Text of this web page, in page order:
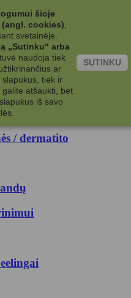
/ dermatito
šioje
cookies)
svetainėje.
„Sutinku“ arba
naudoja tiek
ar
tiek ir
atšaukti, bet
iš savo
SUTINKU